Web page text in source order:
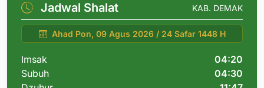
Jadwal Shalat KAB. DEMAK
Ahad Pon, 09 Agus 2026 / 24 Safar 1448 H
Imsak
04:20
Subuh
04:30